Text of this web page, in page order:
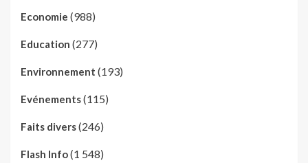
Economie (988)
Education (277)
Environnement (193)
Evénements(115)
Faits divers(246)
Flash Info(1 548)